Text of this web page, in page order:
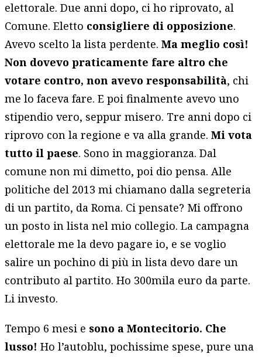
elettorale. Due anni dopo, ci ho riprovato, al
Comune. Eletto consigliere di opposizione.
Avevo scelto la lista perdente.Ma meglio così!
Non dovevo praticamente fare altro che
votare contro, non avevo responsabilità, chi
me lo faceva fare. E poi finalmente avevo uno
stipendio vero, seppur misero. Tre anni dopo ci
riprovo con la regione e va alla grande.Mi vota
tutto il paese. Sono in maggioranza. Dal
comune non mi dimetto, poi dio pensa. Alle
politiche del 2013 mi chiamano dalla segreteria
di un partito, da Roma. Ci pensate? Mi offrono
un posto in lista nel mio collegio. La campagna
elettorale me la devo pagare io, e se voglio
salire un pochino di più in lista devo dare un
contributo al partito. Ho 300mila euro da parte.
Li investo.
Tempo 6 mesi e sono a Montecitorio. Che
lusso!Ho l’autoblu, pochissime spese, pure una